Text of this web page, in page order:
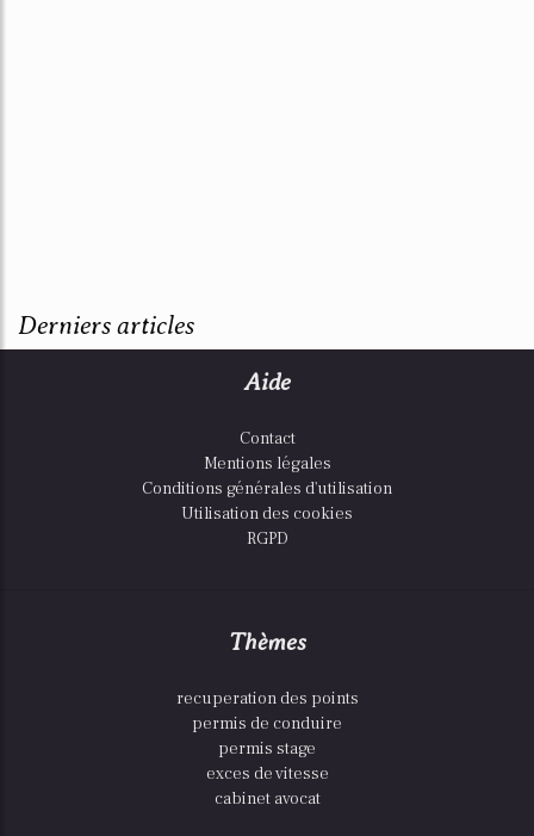
Derniers articles
Aide
Contact
Mentions légales
Conditions générales d'utilisation
Utilisation des cookies
RGPD
Thèmes
recuperation des points
permis de conduire
permis stage
exces de vitesse
cabinet avocat